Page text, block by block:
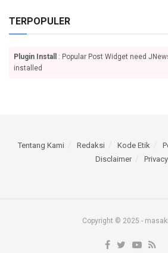
TERPOPULER
Plugin Install
: Popular Post Widget need
installed
Tentang Kami Redaksi Kode Etik
Disclaimer
Privacy
Copyright © 2025 -